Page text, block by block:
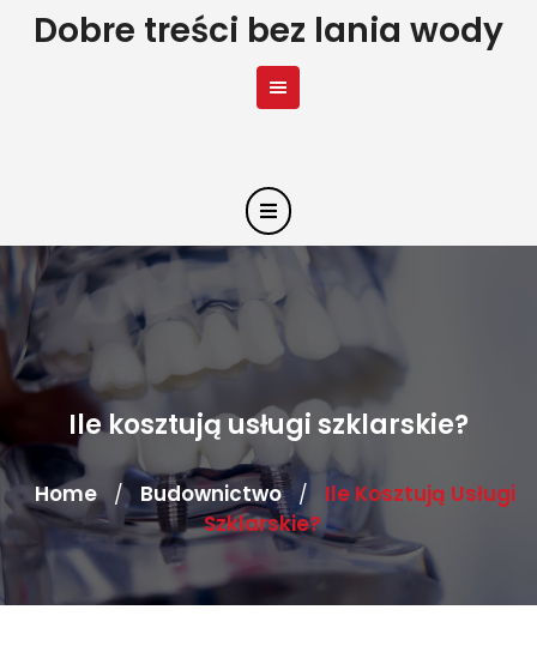
SkipDobre treści bez lania wody
Ile kosztują usługi szklarskie?
Home / Budownictwo /
Ile Kosztują Usługi
Szklarskie?